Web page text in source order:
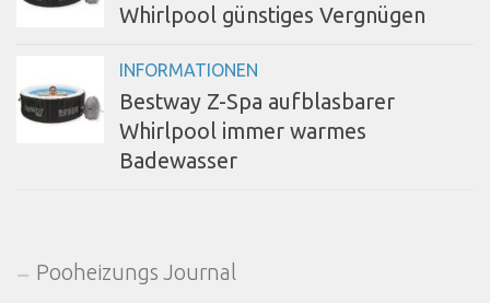
Whirlpool günstiges Vergnügen
INFORMATIONEN
Bestway Z-Spa aufblasbarer
Whirlpool immer warmes
Badewasser
Pooheizungs Journal